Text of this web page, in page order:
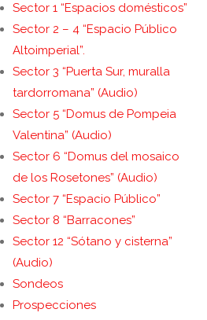
Sector 1 “Espacios domésticos”
Sector 2 – 4 “Espacio Público
Altoimperial”.
Sector 3 “Puerta Sur, muralla
tardorromana” (Audio)
Sector 5 “Domus de Pompeia
Valentina” (Audio)
Sector 6 “Domus del mosaico
de los Rosetones” (Audio)
Sector 7 “Espacio Público”
Sector 8 “Barracones”
Sector 12 “Sótano y cisterna”
(Audio)
Sondeos
Prospecciones